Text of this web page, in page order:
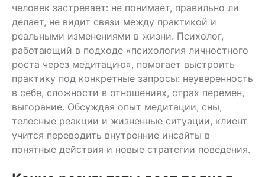
человек застревает: не понимает, правильно ли
делает, не видит связи между практикой и
реальными изменениями в жизни. Психолог,
работающий в подходе «психология личностного
роста через медитацию», помогает выстроить
практику под конкретные запросы: неуверенность
в себе, сложности в отношениях, страх перемен,
выгорание. Обсуждая опыт медитации, сны,
телесные реакции и жизненные ситуации, клиент
учится переводить внутренние инсайты в
понятные действия и новые стратегии поведения.